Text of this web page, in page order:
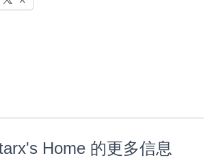
Home 的更多信息